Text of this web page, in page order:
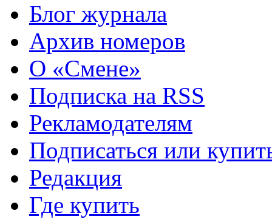
Блог журнала
Архив номеров
О «Смене»
Подписка на RSS
Рекламодателям
Подписаться или
Редакция
Где купить